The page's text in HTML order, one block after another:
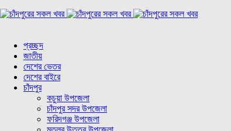
প্রচ্ছদ
জাতীয়
দেশের ভেতর
দেশের বাইরে
চাঁদপুর
কচুয়া উপজেলা
চাঁদপুর সদর উপজেলা
ফরিদগঞ্জ উপজেলা